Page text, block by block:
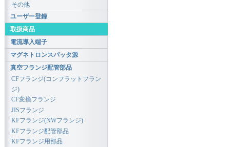
その他
ユーザー登録
取扱商品
電流導入端子
マグネトロンスパッタ源
真空フランジ配管部品
CFフランジ(コンフラットフラン
ジ)
CF変換フランジ
JISフランジ
KFフランジ(NWフランジ)
KFフランジ配管部品
KFフランジ用部品